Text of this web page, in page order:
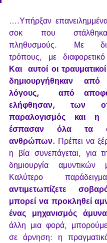
….Υπήρξαν
σοκ που
πληθυσμούς. Με
Και  αυτοί οι
δημιουργήθηκαν από
λόγους,  από
ελήφθησαν, των
παραλογισμός και η
έσπασαν όλα τα
ανθρώπων. Πρέπει να
η βία συνεπάγεται, για
δημιουργία αμυντικών
Καλύτερο
αντιμετωπίζετε
μπορεί να προκληθεί
ένας μηχανισμός
άλλη μια φορά,
σε άρνηση: η